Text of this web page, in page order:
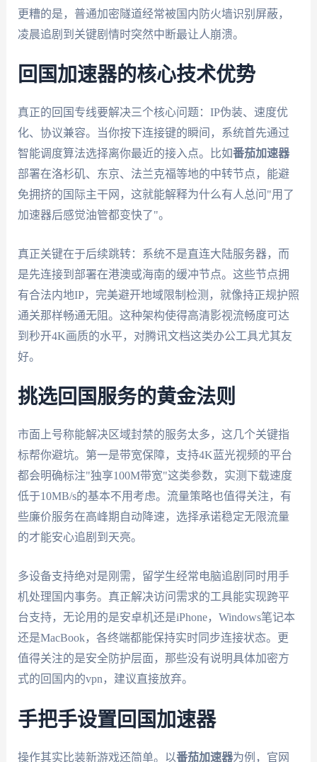
更糟的是，普通加密隧道经常被国内防火墙识别屏蔽，
凌晨追剧到关键剧情时突然中断最让人崩溃。
回国加速器的核心技术优势
真正的回国专线要解决三个核心问题：IP伪装、速度优
化、协议兼容。当你按下连接键的瞬间，系统首先通过
智能调度算法选择离你最近的接入点。比如番茄加速器
部署在洛杉矶、东京、法兰克福等地的中转节点，能避
免拥挤的国际主干网，这就能解释为什么有人总问"用了
加速器后感觉油管都变快了"。
真正关键在于后续跳转：系统不是直连大陆服务器，而
是先连接到部署在港澳或海南的缓冲节点。这些节点拥
有合法内地IP，完美避开地域限制检测，就像持正规护照
通关那样畅通无阻。这种架构使得高清影视流畅度可达
到秒开4K画质的水平，对腾讯文档这类办公工具尤其友
好。
挑选回国服务的黄金法则
市面上号称能解决区域封禁的服务太多，这几个关键指
标帮你避坑。第一是带宽保障，支持4K蓝光视频的平台
都会明确标注"独享100M带宽"这类参数，实测下载速度
低于10MB/s的基本不用考虑。流量策略也值得关注，有
些廉价服务在高峰期自动降速，选择承诺稳定无限流量
的才能安心追剧到天亮。
多设备支持绝对是刚需，留学生经常电脑追剧同时用手
机处理国内事务。真正解决访问需求的工具能实现跨平
台支持，无论用的是安卓机还是iPhone，Windows笔记本
还是MacBook，各终端都能保持实时同步连接状态。更
值得关注的是安全防护层面，那些没有说明具体加密方
式的回国内的vpn，建议直接放弃。
手把手设置回国加速器
操作其实比装新游戏还简单。以番茄加速器为例，官网